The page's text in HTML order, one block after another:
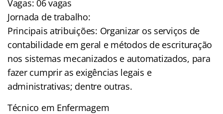
Vagas: 06 vagas
Jornada de trabalho:
Principais atribuições: Organizar os serviços de
contabilidade em geral e métodos de escrituração
nos sistemas mecanizados e automatizados, para
fazer cumprir as exigências legais e
administrativas; dentre outras.
Técnico em Enfermagem